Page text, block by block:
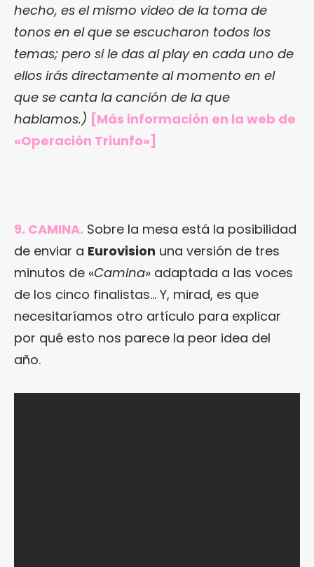
hecho, es el mismo video de la toma de
tonos en el que se escucharon todos los
temas; pero si le das al play en cada uno de
ellos irás directamente al momento en el
que se canta la canción de la que
hablamos.) [Más información en la web de
«Operación Triunfo»]
9. CAMINA. Sobre la mesa está la posibilidad
de enviar a Eurovision una versión de tres
minutos de «Camina» adaptada a las voces
de los cinco finalistas… Y, mirad, es que
necesitaríamos otro artículo para explicar
por qué esto nos parece la peor idea del
año.